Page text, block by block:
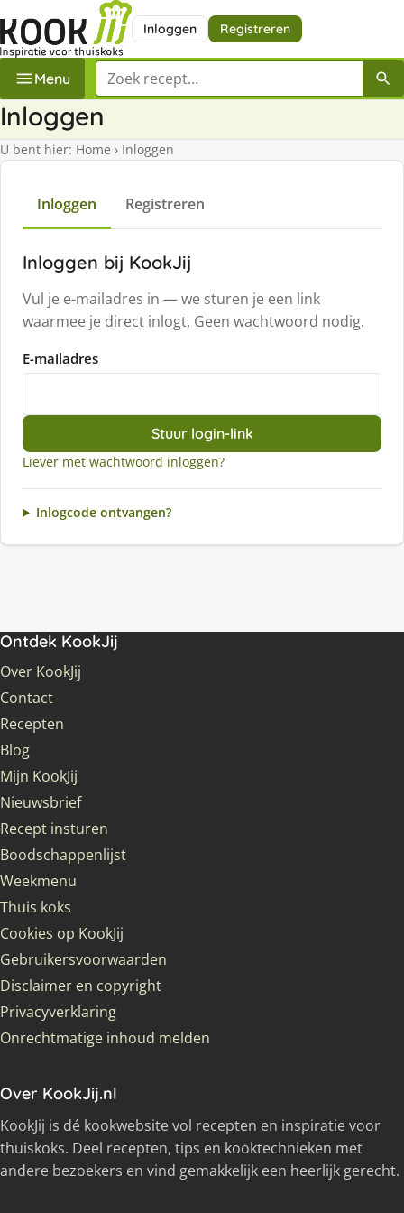
Inloggen Registreren
Menu Zoek een recept
Inloggen
U bent hier: Home › Inloggen
Inloggen Registreren
Inloggen bij KookJij
Vul je e-mailadres in — we sturen je een link
waarmee je direct inlogt. Geen wachtwoord nodig.
E-mailadres
Stuur login-link
Liever met wachtwoord inloggen?
Inlogcode ontvangen?
Ontdek KookJij
Over KookJij
Contact
Recepten
Blog
Mijn KookJij
Nieuwsbrief
Recept insturen
Boodschappenlijst
Weekmenu
Thuis koks
Cookies op KookJij
Gebruikersvoorwaarden
Disclaimer en copyright
Privacyverklaring
Onrechtmatige inhoud melden
Over KookJij.nl
KookJij is dé kookwebsite vol recepten en inspiratie voor
thuiskoks. Deel recepten, tips en kooktechnieken met
andere bezoekers en vind gemakkelijk een heerlijk gerecht.